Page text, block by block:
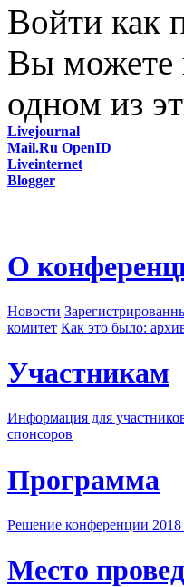
Войти как
Вы можете
одном из
Livejournal
Mail.Ru OpenID
Liveinternet
Blogger
О
Новости
комитет Как это было:
Участникам
Информация для
спонсоров
Программа
Решение конференции 2018
Место